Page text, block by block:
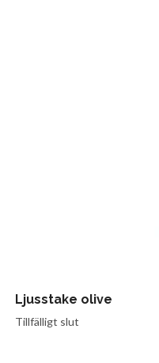
Ljusstake olive
Tillfälligt slut